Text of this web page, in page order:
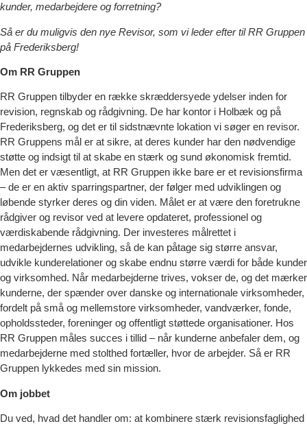
kunder, medarbejdere og forretning?
Så er du muligvis den nye Revisor, som vi leder efter til RR Gruppen
på Frederiksberg!
Om RR Gruppen
RR Gruppen tilbyder en række skræddersyede ydelser inden for
revision, regnskab og rådgivning. De har kontor i Holbæk og på
Frederiksberg, og det er til sidstnævnte lokation vi søger en revisor.
RR Gruppens mål er at sikre, at deres kunder har den nødvendige
støtte og indsigt til at skabe en stærk og sund økonomisk fremtid.
Men det er væsentligt, at RR Gruppen ikke bare er et revisionsfirma
– de er en aktiv sparringspartner, der følger med udviklingen og
løbende styrker deres og din viden. Målet er at være den foretrukne
rådgiver og revisor ved at levere opdateret, professionel og
værdiskabende rådgivning. Der investeres målrettet i
medarbejdernes udvikling, så de kan påtage sig større ansvar,
udvikle kunderelationer og skabe endnu større værdi for både kunder
og virksomhed. Når medarbejderne trives, vokser de, og det mærker
kunderne, der spænder over danske og internationale virksomheder,
fordelt på små og mellemstore virksomheder, vandværker, fonde,
opholdssteder, foreninger og offentligt støttede organisationer. Hos
RR Gruppen måles succes i tillid – når kunderne anbefaler dem, og
medarbejderne med stolthed fortæller, hvor de arbejder. Så er RR
Gruppen lykkedes med sin mission.
Om jobbet
Du ved, hvad det handler om: at kombinere stærk revisionsfaglighed